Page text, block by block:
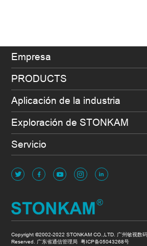
Empresa
PRODUCTS
Aplicación de la industria
Exploración de STONKAM
Servicio
Copyright ©2002-2022 STONKAM CO.,LTD. 广州敏视数
Reserved. 广东省通信管理局粤ICP备05043268号